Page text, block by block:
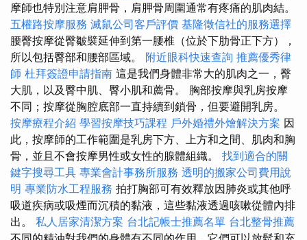
摩師也特別注意肩胛骨，肩胛骨周圍通常有疼痛的肌肉結。
五權路按摩服務 滅鼠公司客戶評價 基隆徵信社的服務選擇
腰臀按摩從臀皺襞延伸到第一腰椎（位於下肋骨正下方），
所以包括臀部和腰部區域。 附近眼科快速查詢 推薦優秀律
師 杜拜簽證申請指南 這是我們身體非常大的肌肉之一，臀
大肌，以及臀中肌、臀小肌和薦骨。 胸部按摩與乳房按摩
不同；按摩從胸腔底部一直持續到鎖骨，但要避開乳房。
按摩療程介紹 學習按摩技巧課程 戶外婚禮外燴解決方案 因
此，按摩師的工作範圍是乳房下方、上方和之間、肌肉和胸
骨，並且不會按摩男性或女性的腺體組織。 找到適合的關
鍵字搜尋工具 專業會計事務所服務 透明的搬家公司費用說
明 專業防水工程服務 拍打胸部可有效釋放因肺炎或其他呼
吸道疾病或吸煙而沉積的黏液，這些黏液透過咳嗽從體內排
出。 私人居家清潔方案 台北記帳士推薦名單 台北整骨推薦